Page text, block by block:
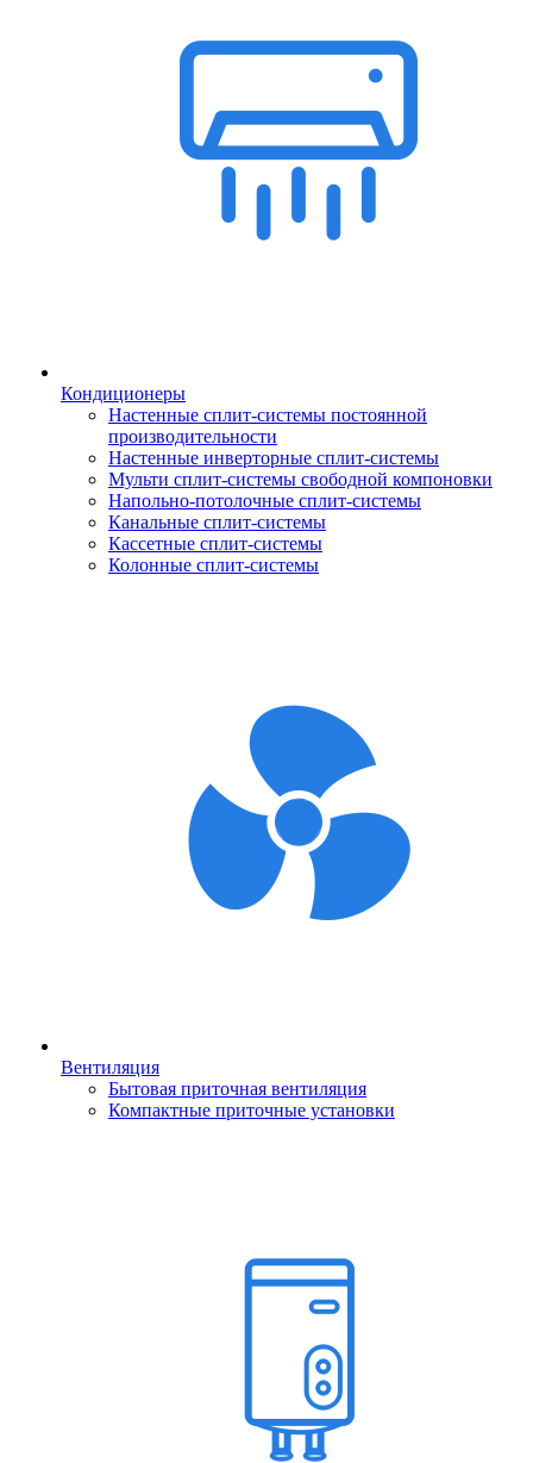
Кондиционеры
Настенные сплит-системы постоянной
производительности
Настенные инверторные сплит-системы
Мульти сплит-системы свободной компоновки
Напольно-потолочные сплит-системы
Канальные сплит-системы
Кассетные сплит-системы
Колонные сплит-системы
Вентиляция
Бытовая приточная вентиляция
Компактные приточные установки